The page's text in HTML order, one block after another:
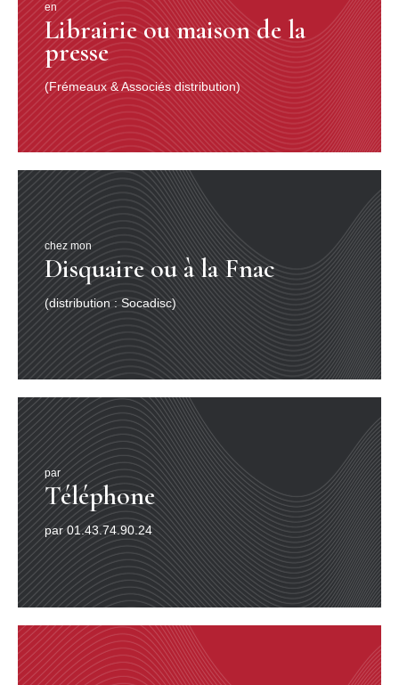
par
Téléphone
par 01.43.74.90.24
en
Librairie ou maison de la
presse
(Frémeaux & Associés distribution)
chez mon
Disquaire ou à la Fnac
(distribution : Socadisc)